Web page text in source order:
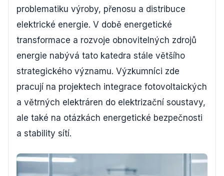
problematiku výroby, přenosu a distribuce
elektrické energie. V době energetické
transformace a rozvoje obnovitelných zdrojů
energie nabývá tato katedra stále většího
strategického významu. Výzkumníci zde
pracují na projektech integrace fotovoltaických
a větrných elektráren do elektrizační soustavy,
ale také na otázkách energetické bezpečnosti
a stability sítí.